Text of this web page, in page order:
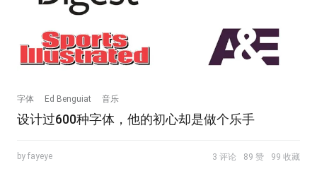
字体 Ed Benguiat 音乐
设计过600种字体，他的初心却是做个乐手
by fayeye 3 评论 89 赞 99 收藏